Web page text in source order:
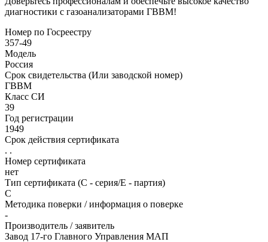
диагностики с газоанализаторами ГВВМ!
Номер по Госреестру
357-49
Модель
Россия
Срок свидетельства (Или заводской номер)
ГВВМ
Класс СИ
39
Год регистрации
1949
Срок действия сертификата
. .
Номер сертификата
нет
Тип сертификата (C - серия/E - партия)
С
Методика поверки / информация о поверке
-
Производитель / заявитель
Завод 17-го Главного Управления МАП